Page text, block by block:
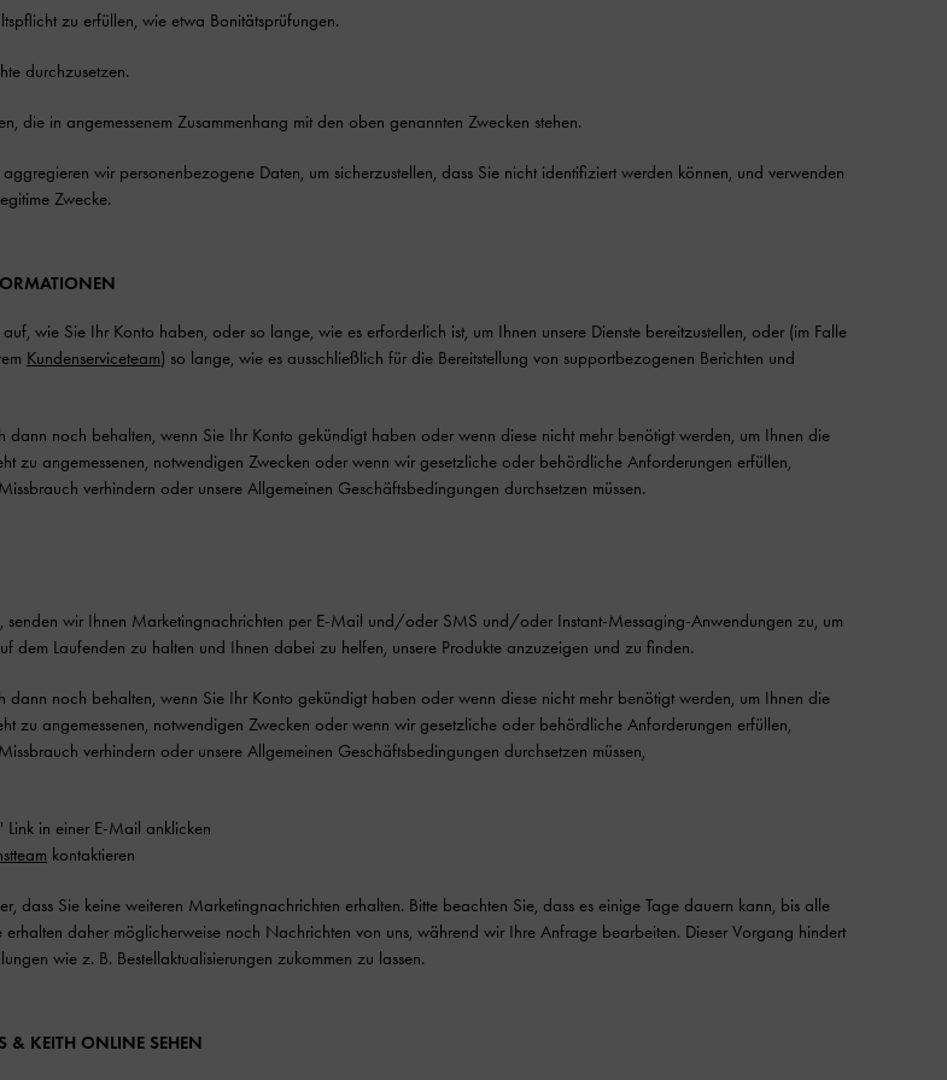
zu erfüllen, wie etwa Bonitätsprüfungen.
durchzusetzen.
die in angemessenem Zusammenhang mit den oben genannten Zwecken stehen.
wir personenbezogene Daten, um sicherzustellen, dass Sie nicht identifiziert werden können, und verwenden
Zwecke.
wie Sie Ihr Konto haben, oder so lange, wie es erforderlich ist, um Ihnen unsere Dienste bereitzustellen, oder (im Falle
Kundenserviceteam) so lange, wie es ausschließlich für die Bereitstellung von supportbezogenen Berichten und
dann noch behalten, wenn Sie Ihr Konto gekündigt haben oder wenn diese nicht mehr benötigt werden, um Ihnen die
zu angemessenen, notwendigen Zwecken oder wenn wir gesetzliche oder behördliche Anforderungen erfüllen,
verhindern oder unsere Allgemeinen Geschäftsbedingungen durchsetzen müssen.
senden wir Ihnen Marketingnachrichten per E-Mail und/oder SMS und/oder Instant-Messaging-Anwendungen zu, um
dem Laufenden zu halten und Ihnen dabei zu helfen, unsere Produkte anzuzeigen und zu finden.
dann noch behalten, wenn Sie Ihr Konto gekündigt haben oder wenn diese nicht mehr benötigt werden, um Ihnen die
zu angemessenen, notwendigen Zwecken oder wenn wir gesetzliche oder behördliche Anforderungen erfüllen,
verhindern oder unsere Allgemeinen Geschäftsbedingungen durchsetzen müssen,
in einer E-Mail anklicken
kontaktieren
dass Sie keine weiteren Marketingnachrichten erhalten. Bitte beachten Sie, dass es einige Tage dauern kann, bis alle
erhalten daher möglicherweise noch Nachrichten von uns, während wir Ihre Anfrage bearbeiten. Dieser Vorgang hindert
wie z. B. Bestellaktualisierungen zukommen zu lassen.
& KEITH ONLINE SEHEN